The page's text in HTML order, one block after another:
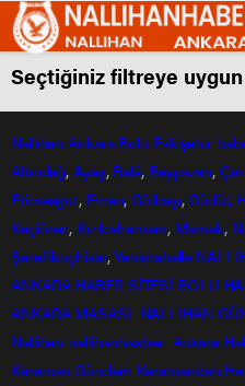
Seçtiğiniz filtreye
Nallıhan Ankara Bolu Eskişehir
Altındağ,Ayaş, Balâ, Beypazarı,
Etimesgut, Evren,Gölbaşı,Güdül,
Keçiören, Kızılcahamam, Mamak,
Şereflikoçhisar,Yenimahalle
ANKARA HABER SİTESİ BOLU
ANKARA MASASI NALLIHAN
Nallihan nallihanhasber Ankara
Karaman Gündem Karamandan